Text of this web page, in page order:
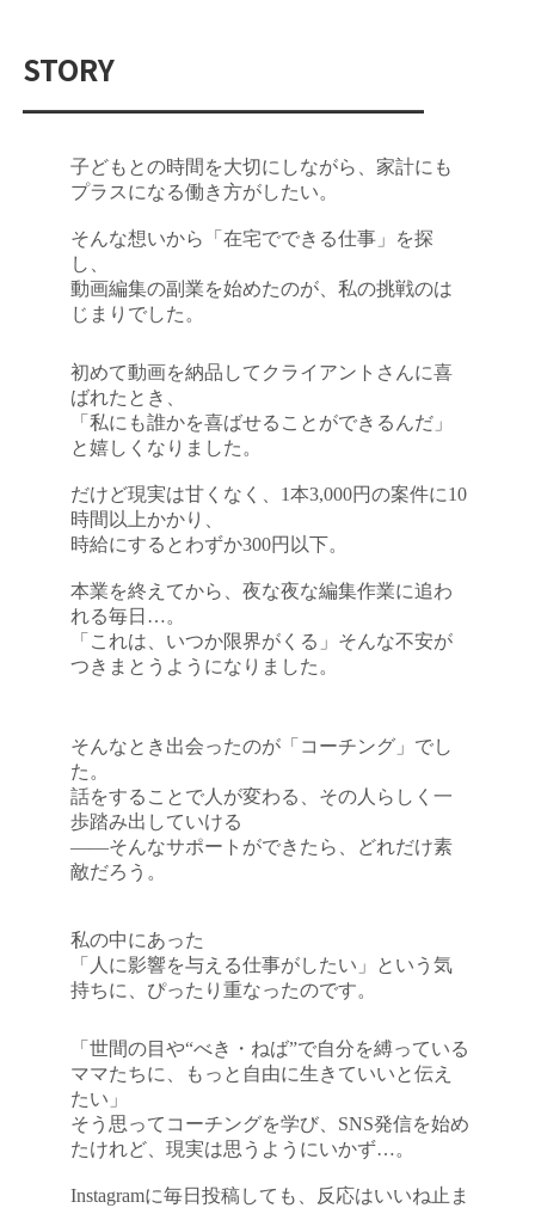
STORY
━━━━━━━━━━━━━━
子どもとの時間を大切にしながら、家計にも
プラスになる働き方がしたい。
そんな想いから「在宅でできる仕事」を探
し、
動画編集の副業を始めたのが、私の挑戦のは
じまりでした。
初めて動画を納品してクライアントさんに喜
ばれたとき、
「私にも誰かを喜ばせることができるんだ」
と嬉しくなりました。
だけど現実は甘くなく、1本3,000円の案件に10
時間以上かかり、
時給にするとわずか300円以下。
本業を終えてから、夜な夜な編集作業に追わ
れる毎日…。
「これは、いつか限界がくる」そんな不安が
つきまとうようになりました。
そんなとき出会ったのが「コーチング」でし
た。
話をすることで人が変わる、その人らしく一
歩踏み出していける
――そんなサポートができたら、どれだけ素
敵だろう。
私の中にあった
「人に影響を与える仕事がしたい」という気
持ちに、ぴったり重なったのです。
「世間の目や“べき・ねば”で自分を縛っている
ママたちに、もっと自由に生きていいと伝え
たい」
そう思ってコーチングを学び、SNS発信を始め
たけれど、現実は思うようにいかず…。
Instagramに毎日投稿しても、反応はいいね止ま